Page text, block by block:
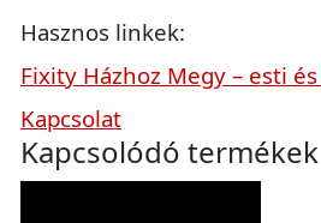
Hasznos linkek:
Fixity Házhoz Megy – esti
Kapcsolat
Kapcsolódó termékek